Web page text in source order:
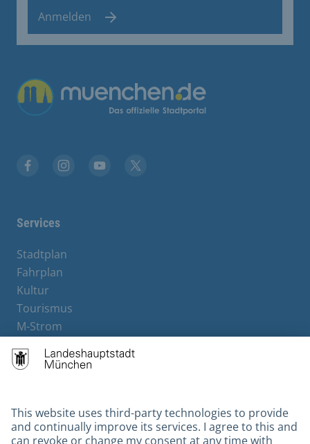
Anmelden
Übergreifende Links
Services
Stadtplan
Fahrplan
Kultur
Tourismus
M-Strom
Hotels
Contact